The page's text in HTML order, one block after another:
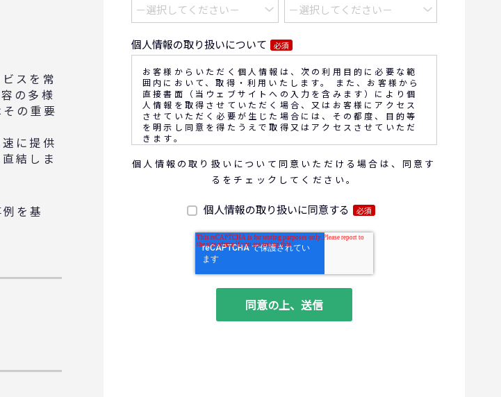
スを常
の多様
の重要
に提供
結しま
を基
個人情報の取り扱いについて 必須
お客様からいただく個人情報は、次の利用目的に必要な範
囲内において、取得・利用いたします。 また、お客様から
直接書面（当ウェブサイトへの入力を含みます）により個
人情報を取得させていただく場合、又はお客様にアクセス
させていただく必要が生じた場合には、その都度、目的等
を明示し同意を得たうえで取得又はアクセスさせていただ
きます。
なお、通話内容の確認や応対品質の評価・研修を通じて顧
客満足の向上を図るために、お客様との通話内容を書面、
◆個人情報の利用目的
(1) お問い合わせいただいた内容やご相談に対応するため
(2) 商品・サービスの提案、商談、契約の履行、その他業
務上必要な事務連絡を行うため
(4) ダイレクトメール、電子メール、電話等による商品・
サービスに関する情報の提供やイベント、セミナー、展示
個人情報の取り扱いについて同意いただける場合は、同意す
るをチェックしてください。
個人情報の取り扱いに同意する 必須